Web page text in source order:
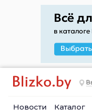
Новости Каталог